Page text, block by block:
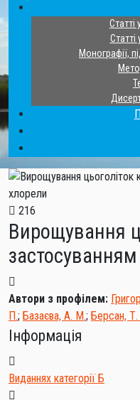
Статті
Статті
Монографії,
216
Вирощування
застосуванням
Автори з профілем:
П.; Базаєва, А. М.; Берсан, Т.
Інформація
Виданнях категорії Б